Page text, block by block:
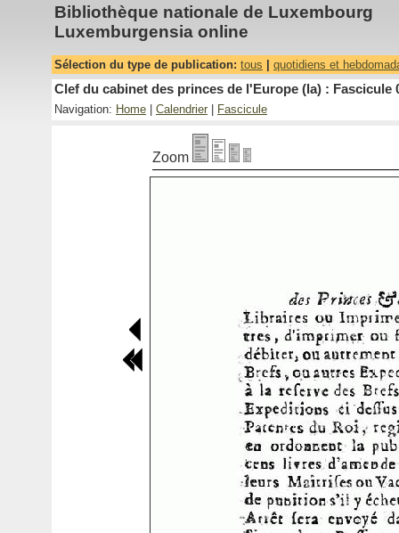
Bibliothèque nationale de Luxembourg
Luxemburgensia online
Sélection du type de publication: tous quotidiens et
Clef du cabinet des princes de l'Europe (la) : Fascicule
Navigation: Home Calendrier Fascicule
Zoom